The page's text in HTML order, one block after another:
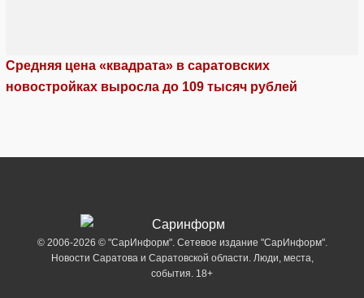
Средняя цена «квадрата» в саратовских
новостройках выросла до 109 тысяч рублей
© 2006-2026 © "СарИнформ". Сетевое издание "СарИнформ".
Новости Саратова и Саратовской области. Люди, места,
события. 18+